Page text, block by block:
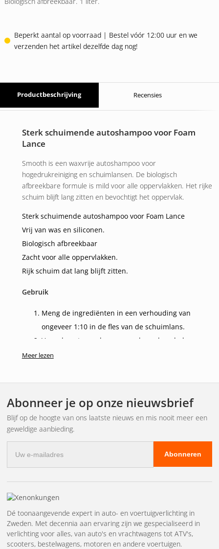
Beperkt aantal op voorraad | Bestel vóór 12:00 uur en we
verzenden het artikel dezelfde dag nog!
Productbeschrijving Recensies
Sterk schuimende autoshampoo voor Foam
Lance
Smooth is een waxvrije autoshampoo voor
hogedrukreiniging en schuimlansen. De biologisch
afbreekbare formule is mild voor alle oppervlakken. Het rijke
schuim blijft lang zitten en bevochtigt het oppervlak.
Sterk schuimende autoshampoo voor Foam Lance
Vrij van was en siliconen.
Biologisch afbreekbaar
Zacht voor alle oppervlakken.
Rijk schuim dat lang blijft zitten.
Gebruik
Meng de ingrediënten in een verhouding van
ongeveer 1:10 in de fles van de schuimlans.
Veeg de auto van boven naar beneden glad.
Laat het 3-5 minuten inwerken.
Spoel af met een hogedrukreiniger.
Meer lezen
Abonneer je op onze nieuwsbrief
Blijf op de hoogte van ons laatste nieuws en mis nooit meer een
geweldige aanbieding.
mailadres
Abonneren
Dé toonaangevende expert in auto- en voertuigverlichting in
Zweden. Met decennia aan ervaring zijn we gespecialiseerd in
verlichting voor alles, van auto's en vrachtwagens tot ATV's,
scooters, bestelwagens, motoren en andere voertuigen.